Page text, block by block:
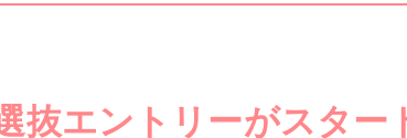
抜エントリーがスター